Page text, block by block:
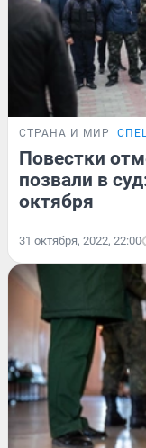
СТРАНА И МИР
Повестки
позвали в
октября
31 октября, 2022, 22:00